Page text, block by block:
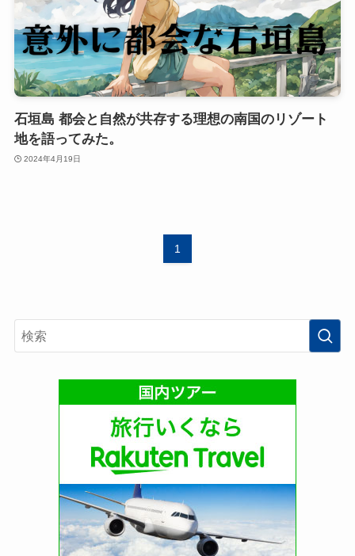
石垣島 都会と自然が共存する理想の南国のリゾート
地を語ってみた。
2024年4月19日
1